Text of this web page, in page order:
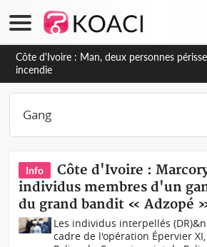
Côte d'Ivoire : Séileu, la célébration de la
transformée en vaste campagne contre les
dépigmentants dangereux
Info
Côte d'Ivoire :
individus membres d'un
du grand bandit « Adzopé
Les individus interpellés
cadre de l'opération Épervier